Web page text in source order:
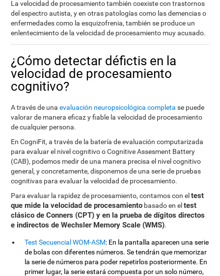
La velocidad de procesamiento también coexiste con trastornos
del espectro autista, y en otras patologías como las demencias o
enfermedades como la esquizofrenia, también se produce un
enlentecimiento de la velocidad de procesamiento muy acusado.
¿Cómo detectar défictis en la
velocidad de procesamiento
cognitivo?
A través de unaevaluación neuropsicológica completa se puede
valorar de manera eficaz y fiable la velocidad de procesamiento
de cualquier persona.
En CogniFit, a través de la batería de evaluación computarizada
para evaluar el nivel cognitivo o Cognitive Assesment Battery
(CAB), podemos medir de una manera precisa el nivel cognitivo
general, y concretamente, disponemos de una serie de pruebas
cognitivas para evaluar la velocidad de procesamiento.
Para evaluar la rapidez de procesamiento, contamos con eltest
que mide la velocidad de procesamiento basado en eltest
clásico de Conners (CPT) y en la prueba de dígitos directos
e indirectos de Wechsler Memory Scale (WMS).
Test Secuencial WOM-ASM: En la pantalla aparecen una serie
de bolas con diferentes números. Se tendrán que memorizar
la serie de números para poder repetirlos posteriormente. En
primer lugar, la serie estará compuesta por un solo número,